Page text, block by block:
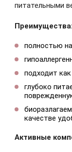
питательными
Преимущества:
полностью
подходит
глубоко
качестве
Активные